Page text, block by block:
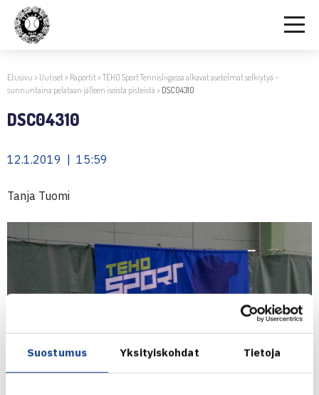
Suostumus Yksityiskohdat Tietoja
Etusivu > Uutiset> Raportit>TEHO Sport Tennisliigassa alkavat asetelmat selkiytyä –
sunnuntaina pelataan jälleen isoista pisteistä > DSC04310
DSC04310
12.1.2019 | 15:59
Tanja Tuomi